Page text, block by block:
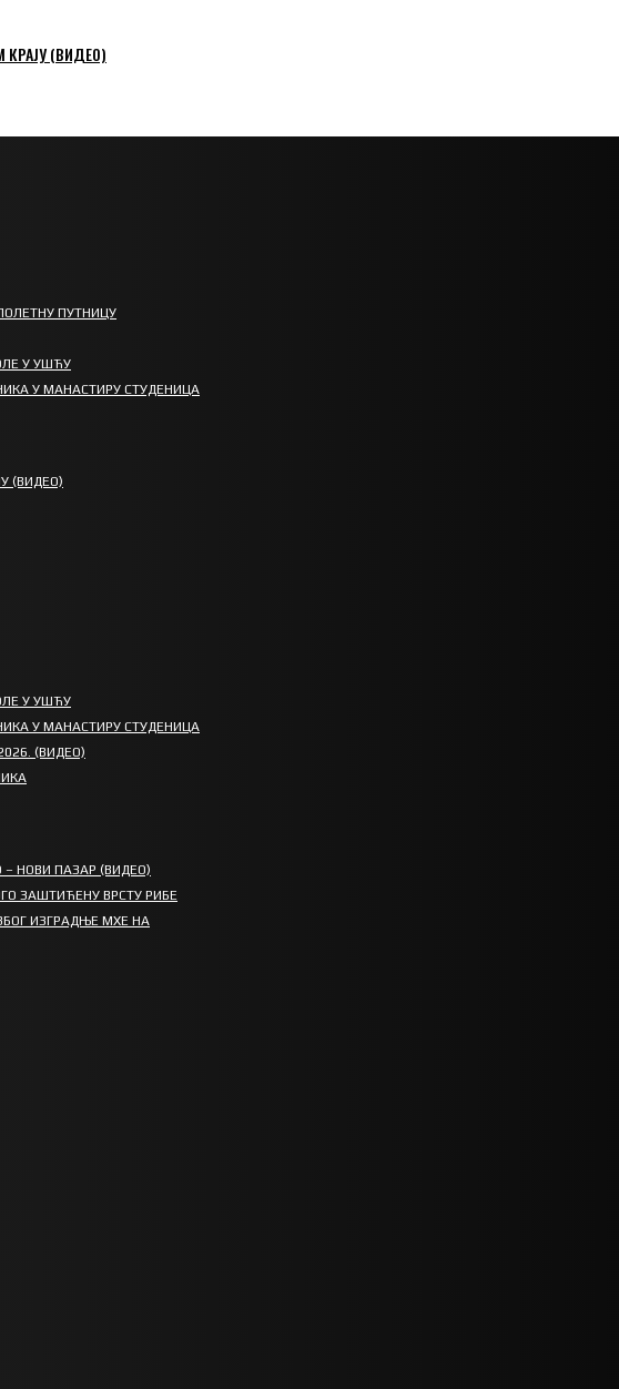
(ВИДЕО)
ПУТНИЦУ
У УШЋУ
У МАНАСТИРУ СТУДЕНИЦА
(ВИДЕО)
У УШЋУ
У МАНАСТИРУ СТУДЕНИЦА
(ВИДЕО)
НОВИ ПАЗАР (ВИДЕО)
ЗАШТИЋЕНУ ВРСТУ РИБЕ
ИЗГРАДЊЕ МХЕ НА